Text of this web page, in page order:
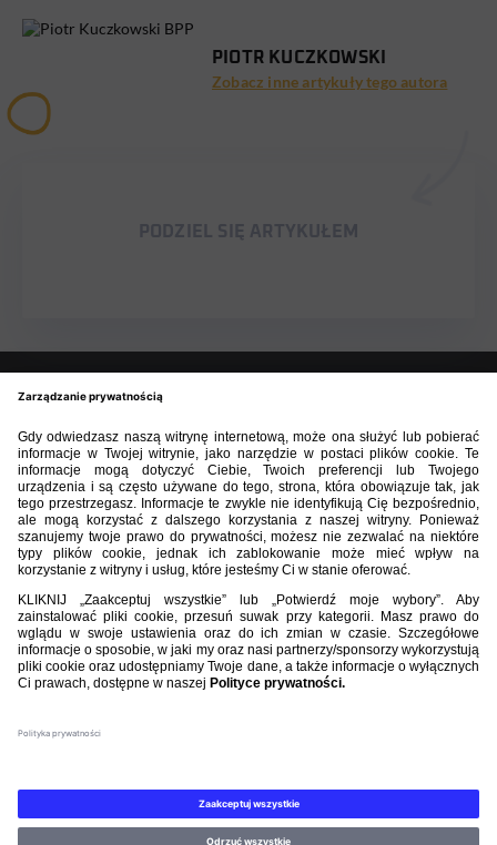
PIOTR KUCZKOWSKI
Zobacz inne artykuły tego autora
PODZIEL SIĘ ARTYKUŁEM
BIBLIOTEKA PZPN
ROZGRYWKI
PZPN
Nasi partnerzy